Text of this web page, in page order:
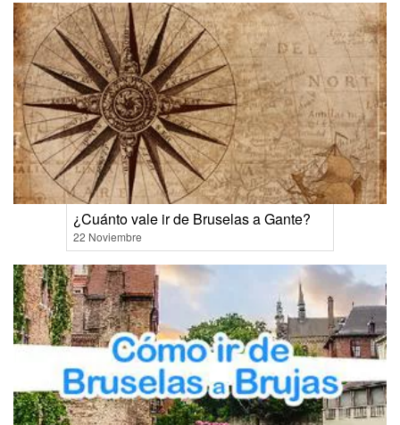
¿Cuánto vale ir de Bruselas a Gante?
22 Noviembre